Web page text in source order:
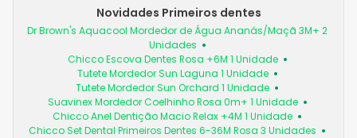
Novidades Primeiros dentes
Dr Brown's Aquacool Mordedor de Água Ananás/Maçã 3M+ 2
Unidades
Chicco Escova Dentes Rosa +6M 1 Unidade
Tutete Mordedor Sun Laguna 1 Unidade
Tutete Mordedor Sun Orchard 1 Unidade
Suavinex Mordedor Coelhinho Rosa 0m+ 1 Unidade
Chicco Anel Dentição Macio Relax +4M 1 Unidade
Chicco Set Dental Primeiros Dentes 6-36M Rosa 3 Unidades